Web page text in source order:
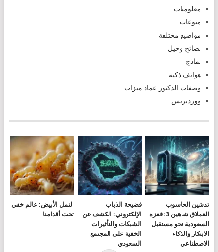
معلوميات
منوعات
مواضيع مختلفة
نصائح وحيل
نماذج
هواتف ذكية
وصفات الدكتور عماد ميزاب
ووردبريس
تدشين الحاسوب
العملاق شاهين 3: قفزة
السعودية نحو مستقبل
الابتكار والذكاء
الاصطناعي
فضيحة الذباب
الإلكتروني: الكشف عن
الشبكات والتأثيرات
الخفية على المجتمع
السعودي
النمل الأبيض: عالم خفي
تحت أقدامنا